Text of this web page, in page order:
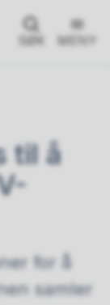
SØK MENY
til å
for å
samler